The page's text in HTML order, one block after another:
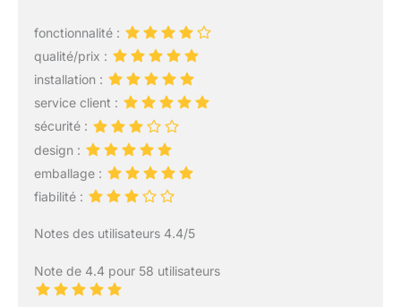
fonctionnalité :
qualité/prix :
installation :
service client :
sécurité :
design :
emballage :
fiabilité :
Notes des utilisateurs 4.4/5
Note de 4.4 pour 58 utilisateurs